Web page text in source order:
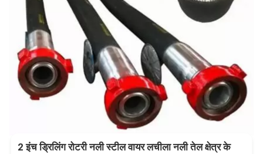
2 इंच ड्रिलिंग रोटरी नली स्टील वायर लचीला नली तेल क्षेत्र के